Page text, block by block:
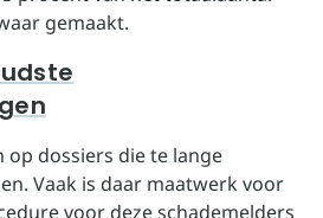
gemaakt.
op dossiers die te lange
Vaak is daar maatwerk voor
voor deze schademelders